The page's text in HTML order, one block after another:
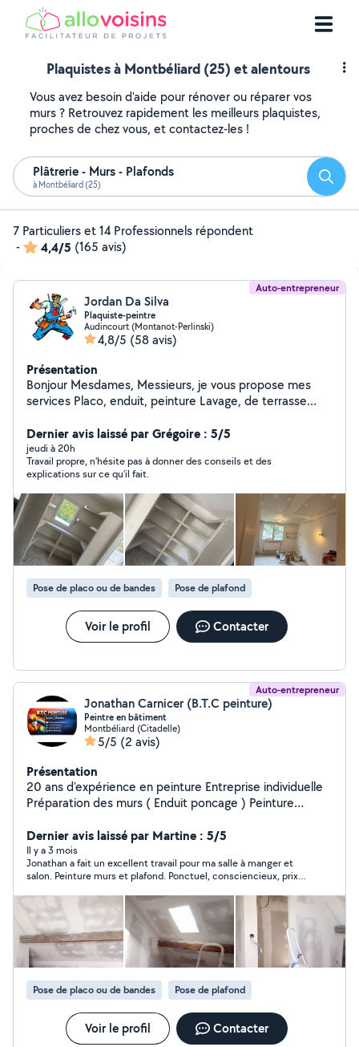
Plaquistes à Montbéliard (25) et alentours
Vous avez besoin d'aide pour rénover ou réparer vos
murs ? Retrouvez rapidement les meilleurs plaquistes,
proches de chez vous, et contactez-les !
Plâtrerie - Murs - Plafonds
à Montbéliard (25)
7 Particuliers et 14 Professionnels répondent
-
4,4/5 (165 avis)
Auto-entrepreneur
Jordan Da Silva
Plaquiste-peintre
Audincourt (Montanot-Perlinski)
4,8/5 (58 avis)
Présentation
Bonjour Mesdames, Messieurs, je vous propose mes
services Placo, enduit, peinture Lavage, de terrasse
hésitez pas à m'envoyer un message ou un mail je
répondrai dans les plus brefs délais En vous souhaitant à
tous une bonne journée ! Cordialement, Monsieur Da
Silva.
Dernier avis laissé par Grégoire : 5/5
jeudi à 20h
Travail propre, n'hésite pas à donner des conseils et des
explications sur ce qu'il fait.
Pose de placo ou de bandes Pose de plafond
Voir le profil Contacter
Auto-entrepreneur
Jonathan Carnicer (B.T.C peinture)
Peintre en bâtiment
Montbéliard (Citadelle)
5/5 (2 avis)
Présentation
20 ans d'expérience en peinture Entreprise individuelle
Préparation des murs ( Enduit poncage ) Peinture
message sur mon répondeur et je vous rappellerai.
Dernier avis laissé par Martine : 5/5
Il y a 3 mois
Jonathan a fait un excellent travail pour ma salle à manger et
salon. Peinture murs et plafond. Ponctuel, consciencieux, prix
nettoyé après chaque journée de travail. Il a même aidé à
remettre les tringles et rideaux avant de partir. Je recommande
+++
Pose de placo ou de bandes Pose de plafond
Voir le profil Contacter